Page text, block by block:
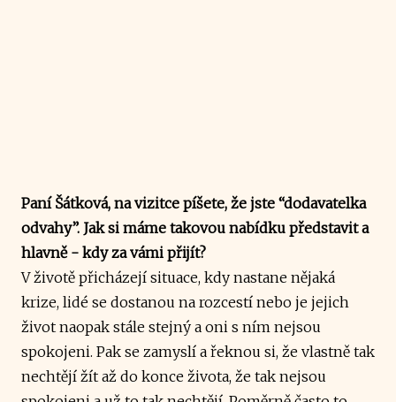
Paní Šátková, na vizitce píšete, že jste “dodavatelka
odvahy”. Jak si máme takovou nabídku představit a
hlavně - kdy za vámi přijít?
V životě přicházejí situace, kdy nastane nějaká
krize, lidé se dostanou na rozcestí nebo je jejich
život naopak stále stejný a oni s ním nejsou
spokojeni. Pak se zamyslí a řeknou si, že vlastně tak
nechtějí žít až do konce života, že tak nejsou